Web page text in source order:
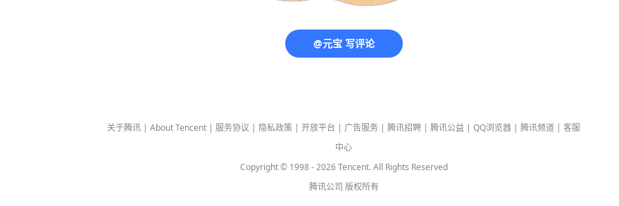
@元宝 写评论
关于腾讯 | About Tencent | 服务协议 | 隐私政策 | 开放平台 | 广告服务 | 腾讯招聘 | 腾讯公益 | QQ浏览器 | 腾讯频道 | 客服
中心
Copyright © 1998 -2026Tencent. All Rights Reserved
腾讯公司 版权所有